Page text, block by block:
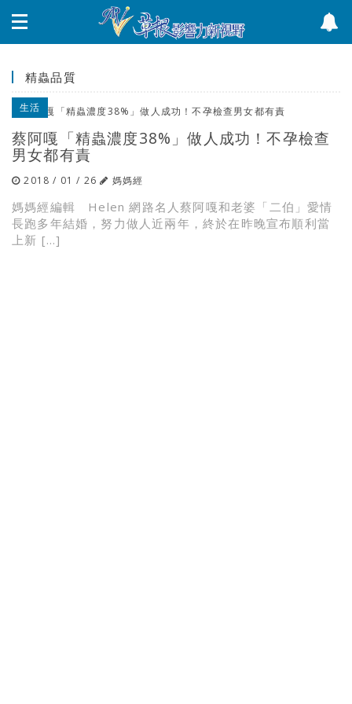
精蟲品質
生活
蔡阿嘎「精蟲濃度38%」做人成功！不孕檢查
男女都有責
2018 / 01 / 26 媽媽經
媽媽經編輯 Helen 網路名人蔡阿嘎和老婆「二伯」愛情
長跑多年結婚，努力做人近兩年，終於在昨晚宣布順利當
上新 […]